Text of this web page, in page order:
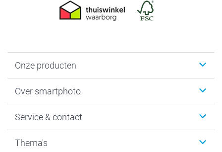
Onze producten
Fotoboeken
Fotocadeaus
Kaarten
Over smartphoto
Vacatures
Bestelproces
Service & contact
Tevredenheidsgarantie
Thema's